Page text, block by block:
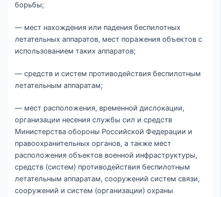
борьбы;
— мест нахождения или падения беспилотных
летательных аппаратов, мест поражения объектов с
использованием таких аппаратов;
— средств и систем противодействия беспилотным
летательным аппаратам;
— мест расположения, временной дислокации,
организации несения службы сил и средств
Министерства обороны Российской Федерации и
правоохранительных органов, а также мест
расположения объектов военной инфраструктуры,
средств (систем) противодействия беспилотным
летательным аппаратам, сооружений систем связи,
сооружений и систем (организации) охраны